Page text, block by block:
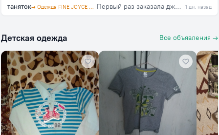
таняток → Одежда FINE JOYCE и PRIMM. Агент polosataya karamel Первый раз заказала джинсы в этой закупке, на свой 46, взяла 29. Организатор оперативно отвечает на вопросы. Спасибо!!! 1 дн. назад
Детская одежда Все объявления →